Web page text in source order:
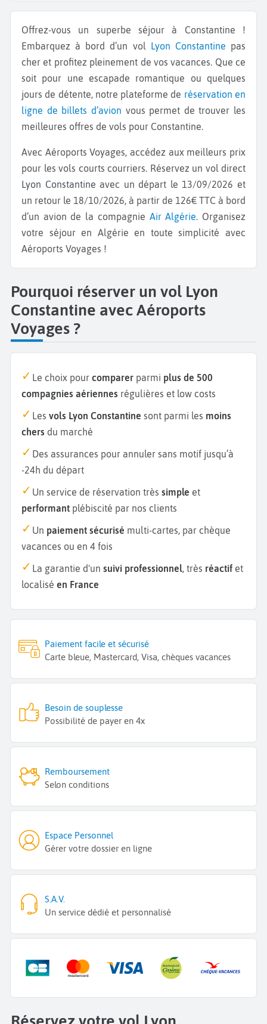
Offrez-vous un superbe séjour à Constantine !
Embarquez à bord d’un vol Lyon Constantine pas
cher et profitez pleinement de vos vacances. Que ce
soit pour une escapade romantique ou quelques
jours de détente, notre plateforme de réservation en
ligne de billets d’avion vous permet de trouver les
meilleures offres de vols pour Constantine.
Avec Aéroports Voyages, accédez aux meilleurs prix
pour les vols courts courriers. Réservez un vol direct
Lyon Constantineavec un départ le 13/09/2026 et
un retour le 18/10/2026, à partir de 126€ TTC à bord
d’un avion de la compagnie Air Algérie. Organisez
votre séjour en Algérie en toute simplicité avec
Aéroports Voyages !
Pourquoi réserver un vol Lyon
Constantine avec Aéroports
Voyages ?
Le choix pour comparer parmi plus de 500
compagnies aériennes régulières et low costs
Les vols Lyon Constantine sont parmi les moins
chers du marché
Des assurances pour annuler sans motif jusqu’à
-24h du départ
Un service de réservation très simple et
performant plébiscité par nos clients
Un paiement sécurisé multi-cartes, par chèque
vacances ou en 4 fois
La garantie d'un suivi professionnel, très réactif et
localisé en France
Paiement facile et sécurisé
Carte bleue, Mastercard, Visa, chèques vacances
Besoin de souplesse
Possibilité de payer en 4x
Remboursement
Selon conditions
Espace Personnel
Gérer votre dossier en ligne
S.A.V.
Un service dédié et personnalisé